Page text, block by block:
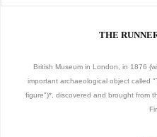
THE
British Museum in London, in 1876
important archaeological object called
figure")*, discovered and brought from